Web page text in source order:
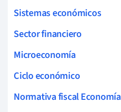
Sistemas económicos
Sector financiero
Microeconomía
Ciclo económico
Normativa fiscal Economía